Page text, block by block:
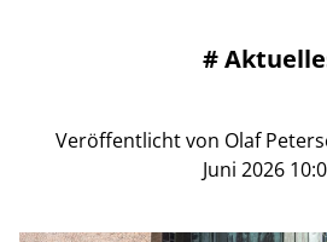
#
Veröffentlicht von Olaf
Juni 2026